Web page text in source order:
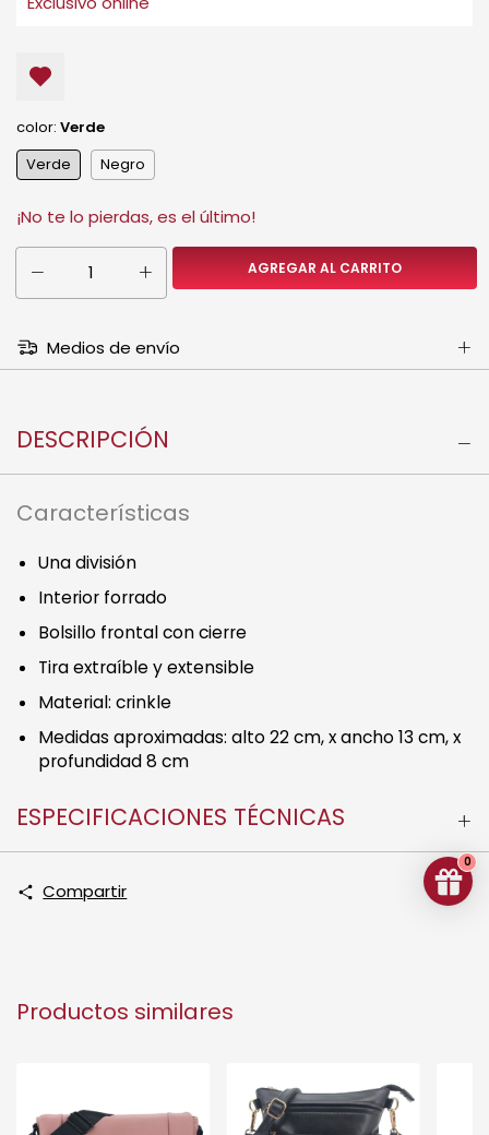
color: Verde
Verde
Negro
¡No te lo pierdas, es el último!
Medios de envío
DESCRIPCIÓN
Características
Una división
Interior forrado
Bolsillo frontal con cierre
Tira extraíble y extensible
Material: crinkle
Medidas aproximadas: alto 22 cm, x ancho 13 cm, x
profundidad 8 cm
ESPECIFICACIONES TÉCNICAS
Compartir
Productos similares
0